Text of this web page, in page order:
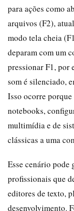
para ações como
arquivos (F2),
modo tela cheia
deparam com um
pressionar F1, por
som é silenciado,
Isso ocorre
notebooks,
multimídia e de
clássicas a uma
Esse cenário
profissionais que
editores de texto,
desenvolvimento.